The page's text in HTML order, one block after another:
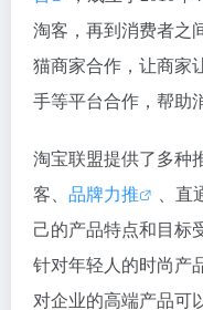
淘客，再到消费者之
猫商家合作，让商家
手等平台合作，帮助
淘宝联盟提供了多种
客、 品牌力推
、
己的产品特点和目标
针对年轻人的时尚产
对企业的高端产品可